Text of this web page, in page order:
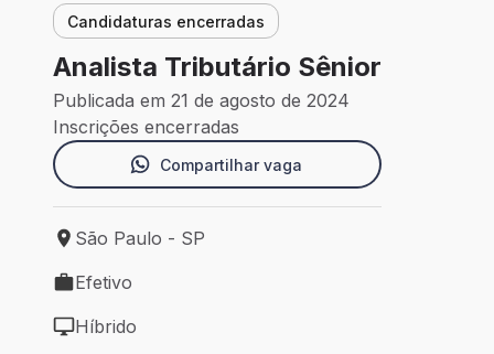
Candidaturas encerradas
Analista Tributário Sênior
Publicada em 21 de agosto de 2024
Inscrições encerradas
Compartilhar vaga
Local de trabalho: São Paulo - SP
São Paulo - SP
Tipo de vaga: Efetivo
Efetivo
Modelo de trabalho: Híbrido
Híbrido